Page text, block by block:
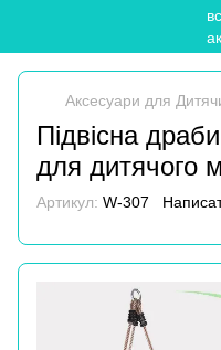
Аксесуари для
Підвісна
для дитячого
Артикул: W-307